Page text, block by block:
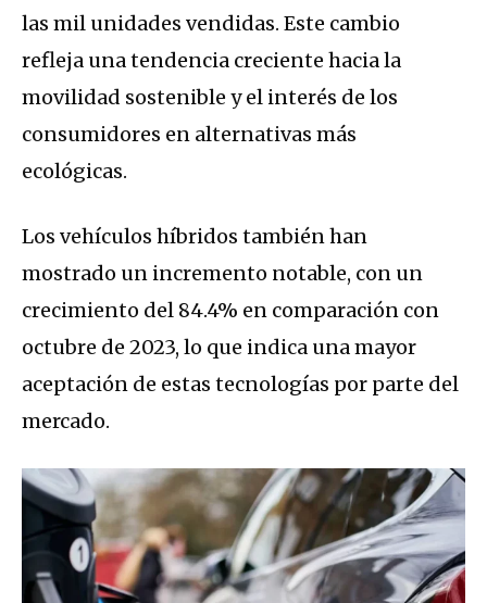
las mil unidades vendidas. Este cambio
refleja una tendencia creciente hacia la
movilidad sostenible y el interés de los
consumidores en alternativas más
ecológicas.
Los vehículos híbridos también han
mostrado un incremento notable, con un
crecimiento del 84.4% en comparación con
octubre de 2023, lo que indica una mayor
aceptación de estas tecnologías por parte del
mercado.